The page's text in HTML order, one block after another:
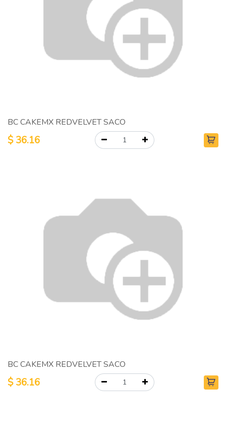
BC CAKEMX REDVELVET SACO
$36.16
BC CAKEMX REDVELVET SACO
$36.16